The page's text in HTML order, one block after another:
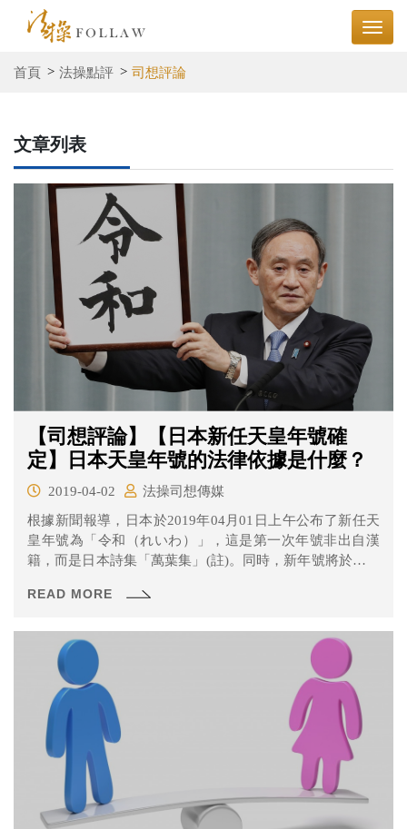
首頁 法操點評 司想評論
文章列表
【司想評論】【日本新任天皇年號確
定】日本天皇年號的法律依據是什麼？
2019-04-02
法操司想傳媒
根據新聞報導，日本於2019年04月01日上午公布了新任天
皇年號為「令和（れいわ）」，這是第一次年號非出自漢
籍，而是日本詩集「萬葉集」(註)。同時，新年號將於同年
READ MORE